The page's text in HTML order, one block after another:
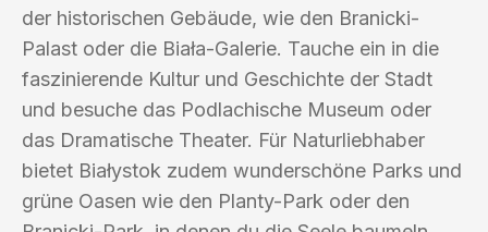
der historischen Gebäude, wie den Branicki-
Palast oder die Biała-Galerie. Tauche ein in die
faszinierende Kultur und Geschichte der Stadt
und besuche das Podlachische Museum oder
das Dramatische Theater. Für Naturliebhaber
bietet Białystok zudem wunderschöne Parks und
grüne Oasen wie den Planty-Park oder den